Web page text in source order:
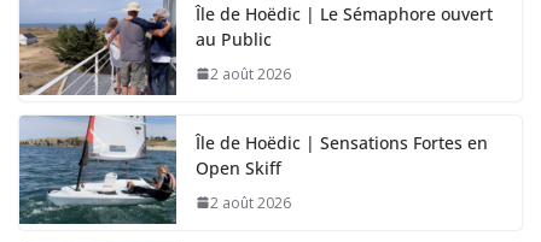
Île de Hoëdic | Le Sémaphore ouvert
au Public
2 août 2026
Île de Hoëdic | Sensations Fortes en
Open Skiff
2 août 2026